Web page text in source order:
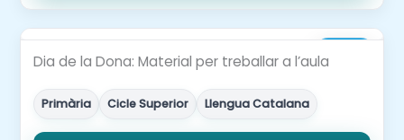
Dia de la Dona: Material per treballar a l’aula
Primària Cicle Superior Llengua Catalana